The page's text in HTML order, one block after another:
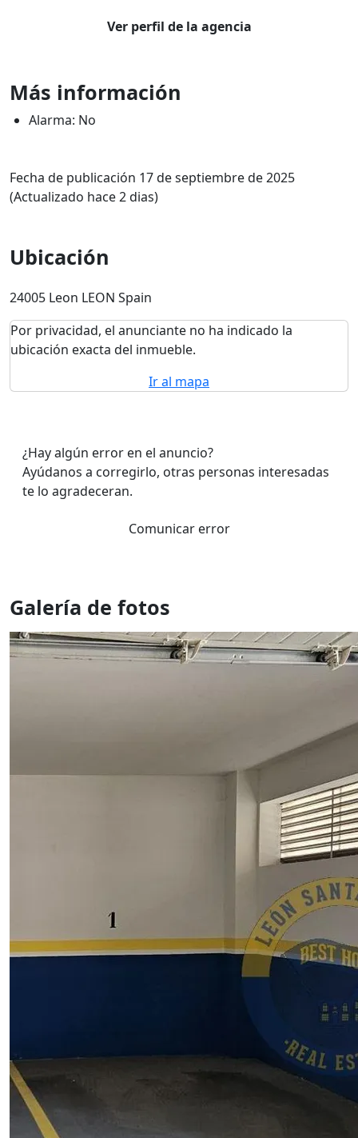
Ver perfil de la agencia
Más información
Alarma: No
Fecha de publicación 17 de septiembre de 2025
(Actualizado hace 2 dias)
Ubicación
24005 Leon LEON Spain
Por privacidad, el anunciante no ha indicado la
ubicación exacta del inmueble.
Ir al mapa
¿Hay algún error en el anuncio?
Ayúdanos a corregirlo, otras personas interesadas
te lo agradeceran.
Comunicar error
Galería de fotos